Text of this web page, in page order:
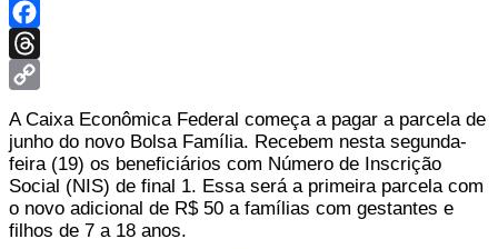
X
Facebook
Threads
Link
A Caixa Econômica Federal começa a pagar a parcela de
junho do novo Bolsa Família. Recebem nesta segunda-
feira (19) os beneficiários com Número de Inscrição
Social (NIS) de final 1. Essa será a primeira parcela com
o novo adicional de R$ 50 a famílias com gestantes e
filhos de 7 a 18 anos.